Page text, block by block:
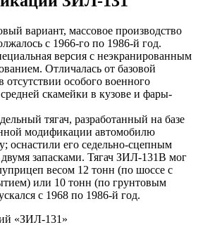
вариант, массовое производство
с 1966-го по 1986-й год.
версия с неэкранированным
Отличалась от базовой
особого военного
скамейки в кузове и фары-
тягач, разработанный на базе
модификации автомобилю
оснастили его седельно-сцепным
запасками. Тягач ЗИЛ-131В мог
весом 12 тонн (по шоссе с
или 10 тонн (по грунтовым
с 1968 по 1986-й год.